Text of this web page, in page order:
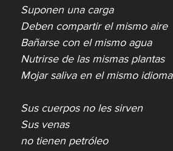
Suponen una carga
Deben compartir el mismo aire
Bañarse con el mismo agua
Nutrirse de las mismas plantas
Mojar saliva en el mismo idioma
Sus cuerpos no les sirven
Sus venas
no tienen petróleo